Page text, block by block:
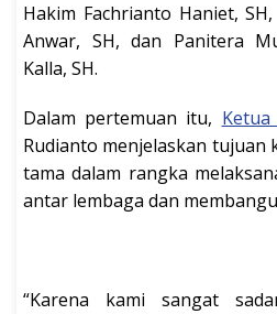
Hakim Fachrianto Haniet,
Anwar, SH, dan Panitera
Kalla, SH.
Dalam pertemuan itu,
Rudianto menjelaskan
tama dalam rangka
antar lembaga dan
“Karena kami sangat